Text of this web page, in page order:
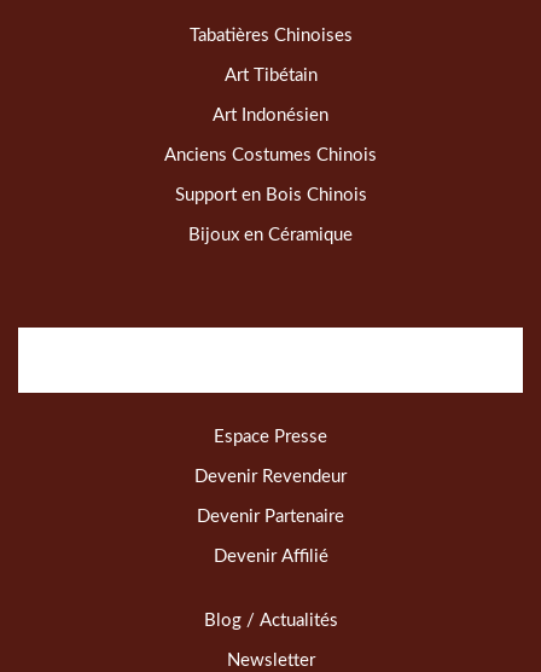
Tabatières Chinoises
Art Tibétain
Art Indonésien
Anciens Costumes Chinois
Support en Bois Chinois
Bijoux en Céramique
Espace Presse
Devenir Revendeur
Devenir Partenaire
Devenir Affilié
Blog / Actualités
Newsletter